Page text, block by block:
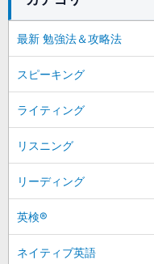
最新 勉強法＆攻略法
スピーキング
ライティング
リスニング
リーディング
英検®
ネイティブ英語